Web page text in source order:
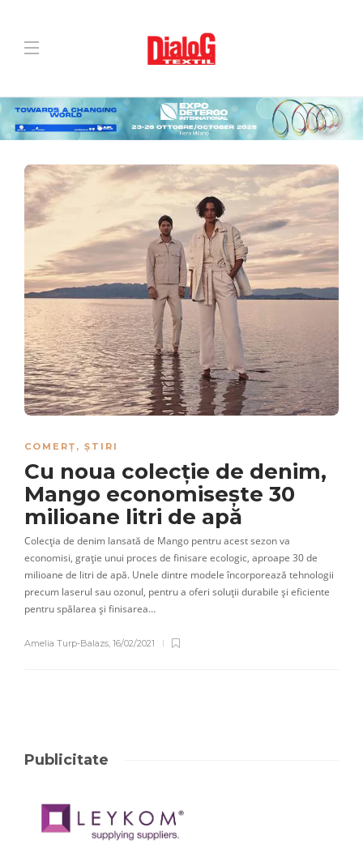
COMERȚ , ȘTIRI
Cu noua colecție de denim,
Mango economisește 30
milioane litri de apă
Colecția de denim lansată de Mango pentru acest sezon va
economisi, grație unui proces de finisare ecologic, aproape 30 de
milioane de litri de apă. Unele dintre modele încorporează tehnologii
precum laserul sau ozonul, pentru a oferi soluții durabile și eficiente
pentru spălarea și finisarea…
Amelia Turp-Balazs, 16/02/2021
Publicitate